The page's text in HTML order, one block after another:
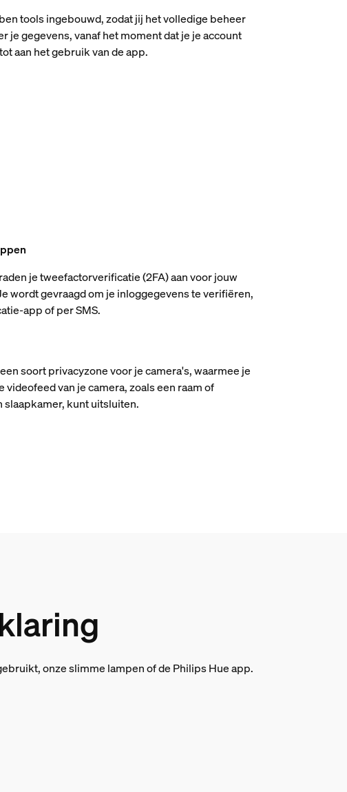
tools ingebouwd, zodat jij het volledige beheer
je gegevens, vanaf het moment dat je je account
aan het gebruik van de app.
je tweefactorverificatie (2FA) aan voor jouw
wordt gevraagd om je inloggegevens te verifiëren,
app of per SMS.
soort privacyzone voor je camera's, waarmee je
videofeed van je camera, zoals een raam of
slaapkamer, kunt uitsluiten.
onze slimme lampen of de Philips Hue app.